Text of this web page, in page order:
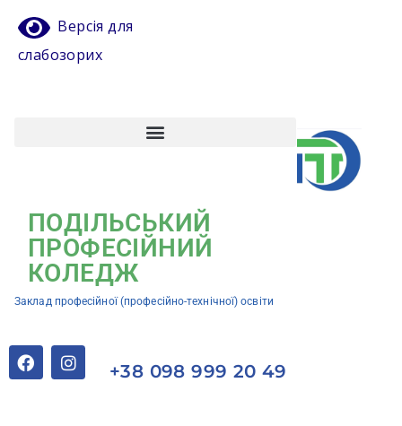
Версія для
слабозорих
ПОДІЛЬСЬКИЙ
ПРОФЕСІЙНИЙ
КОЛЕДЖ
Заклад професійної (професійно-технічної) освіти
+38 098 999 20 49